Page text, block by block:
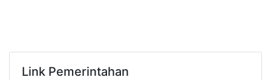
Link Pemerintahan